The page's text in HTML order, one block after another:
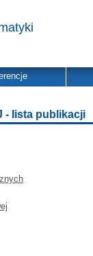
- lista publikacji